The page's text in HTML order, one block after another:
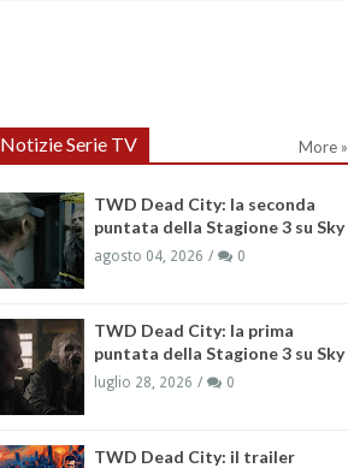
Notizie Serie TV More »
TWD Dead City: la seconda
puntata della Stagione 3 su Sky
agosto 04, 2026 0
TWD Dead City: la prima
puntata della Stagione 3 su Sky
luglio 28, 2026 0
TWD Dead City: il trailer